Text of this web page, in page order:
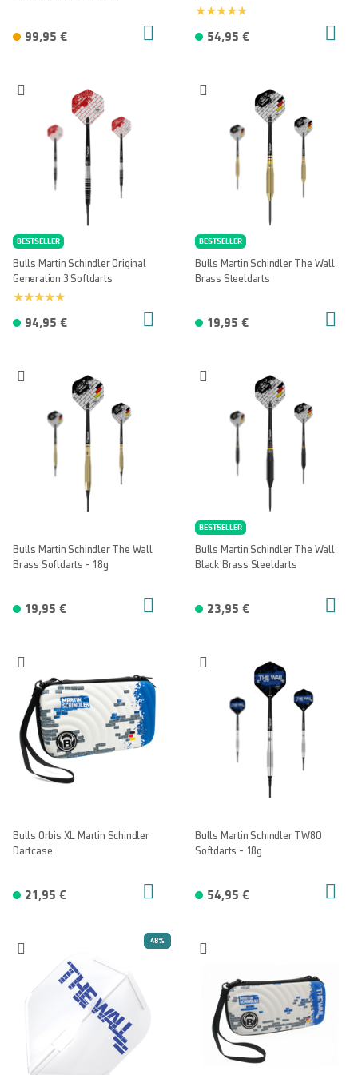
99,95 € 54,95 €
BESTSELLER
Bulls Martin Schindler Original
Generation 3 Softdarts
94,95 €
BESTSELLER
Bulls Martin Schindler The Wall
Brass Steeldarts
19,95 €
Bulls Martin Schindler The Wall
Brass Softdarts - 18g
19,95 €
BESTSELLER
Bulls Martin Schindler The Wall
Black Brass Steeldarts
23,95 €
Bulls Orbis XL Martin Schindler
Dartcase
21,95 €
Bulls Martin Schindler TW80
Softdarts - 18g
54,95 €
48%